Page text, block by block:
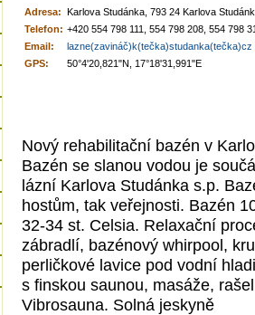
Adresa: Karlova Studánka, 793 24 Karlova
Telefon: +420 554 798 111, 554 798 208, 554 798
Email:
lazne(zavináč)k(tečka)studanka(tečka)cz
GPS:
50°4'20,821"N, 17°18'31,991"E
Nový rehabilitační bazén v
Bazén se slanou vodou je
lázní Karlova Studánka s.p.
hostům, tak veřejnosti. Bazén
32-34 st. Celsia. Relaxační
zábradlí, bazénový whirpool,
perličkové lavice pod vodní
s finskou saunou, masáže,
Vibrosauna. Solná jeskyně